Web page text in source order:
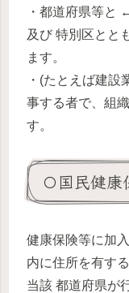
・都道府県等と
及び 特別区とと
ます。
・(たとえば建設
事する者で、組
す。
〇国民健
健康保険等に加
内に住所を有する
当該 都道府県が